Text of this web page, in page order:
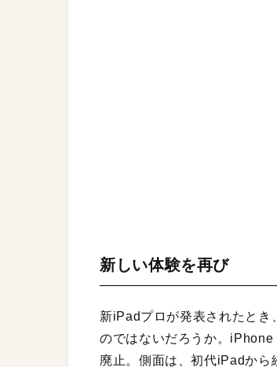
新しい体験を再び
新iPadプロが発表されたとき
のではないだろうか。
廃止。側面は、初代iPadから